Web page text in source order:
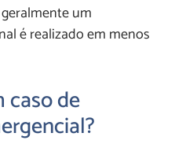
um
é realizado em menos
caso de